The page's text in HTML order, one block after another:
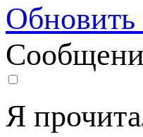
Обновить
Я